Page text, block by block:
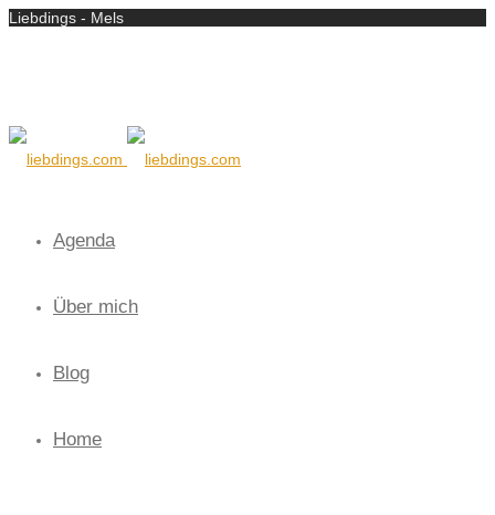
Liebdings - Mels
Agenda
Über mich
Blog
Home